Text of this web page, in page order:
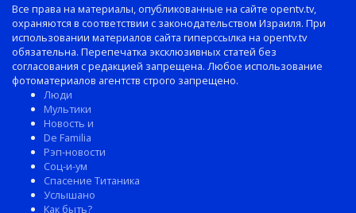
Все права на материалы, опубликованные на сайте opentv.tv,
охраняются в соответствии с законодательством Израиля. При
использовании материалов сайта гиперссылка на opentv.tv
обязательна. Перепечатка эксклюзивных статей без
согласования с редакцией запрещена. Любое использование
фотоматериалов агентств строго запрещено.
Люди
Мультики
Новость и
De Familia
Рэп-новости
Соц-и-ум
Спасение Титаника
Услышано
Как быть?